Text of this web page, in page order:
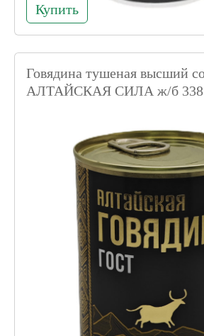
Купить
Говядина тушеная высший
АЛТАЙСКАЯ СИЛА ж/б 338 г. Бийск 1*24